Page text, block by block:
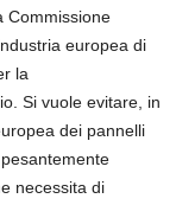
Commissione
europea di
la
Si vuole evitare, in
dei pannelli
necessita di